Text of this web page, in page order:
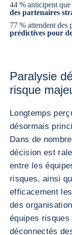
44 % anticipent que
des partenaires
77 % attendent des
prédictives pour
Paralysie
risque
Longtemps
désormais
Dans de
décision est
entre les
risques, ainsi
efficacement
des
équipes
déconnectés